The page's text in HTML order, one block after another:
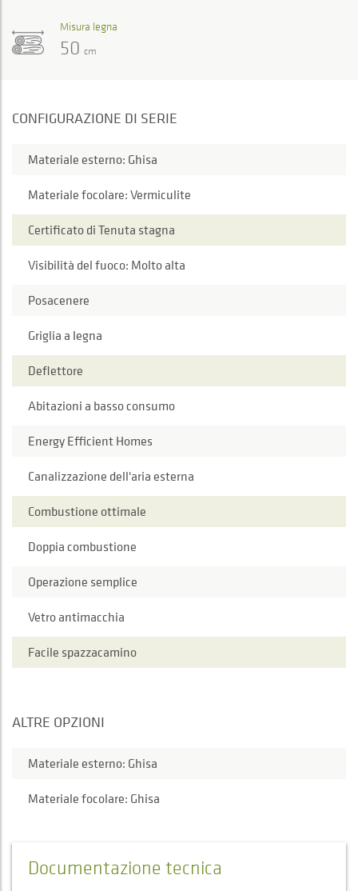
Misura legna
50 cm
CONFIGURAZIONE DI SERIE
Materiale esterno: Ghisa
Materiale focolare: Vermiculite
Certificato di Tenuta stagna
Visibilità del fuoco: Molto alta
Posacenere
Griglia a legna
Deflettore
Abitazioni a basso consumo
Energy Efficient Homes
Canalizzazione dell'aria esterna
Combustione ottimale
Doppia combustione
Operazione semplice
Vetro antimacchia
Facile spazzacamino
ALTRE OPZIONI
Materiale esterno: Ghisa
Materiale focolare: Ghisa
Documentazione tecnica